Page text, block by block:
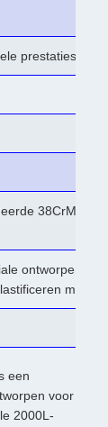
prestaties,
38CrMoAIA
ontworpen
een
voor
2000L-